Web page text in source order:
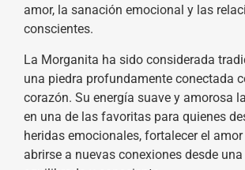
amor, la sanación emocional y las
conscientes.
La Morganita ha sido considerada
una piedra profundamente conectada
corazón. Su energía suave y amorosa
en una de las favoritas para quienes
heridas emocionales, fortalecer el
abrirse a nuevas conexiones desde